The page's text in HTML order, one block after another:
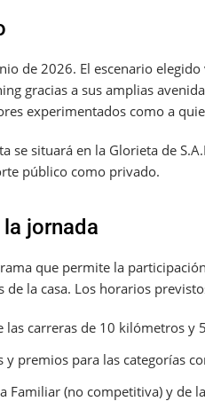
de 2026. El escenario
gracias a sus amplias
experimentados como a
se situará en la Glorieta de
público como privado.
jornada
que permite la
la casa. Los horarios
las carreras de 10 kilómetros y
y premios para las categorías
Familiar (no competitiva) y de